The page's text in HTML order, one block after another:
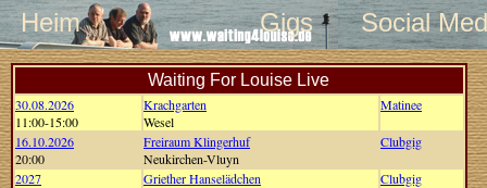
Heim Gigs Social
Waiting For Louise Live
30.08.2026
11:00-15:00
Krachgarten
Wesel
Matinee
16.10.2026
20:00
Freiraum Klingerhuf
Neukirchen-Vluyn
Clubgig
2027
Griether Hanselädchen
Clubgig